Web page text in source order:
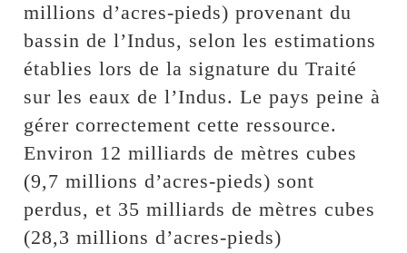
millions d’acres-pieds) provenant du
bassin de l’Indus, selon les estimations
établies lors de la signature du Traité
sur les eaux de l’Indus. Le pays peine à
gérer correctement cette ressource.
Environ 12 milliards de mètres cubes
(9,7 millions d’acres-pieds) sont
perdus, et 35 milliards de mètres cubes
(28,3 millions d’acres-pieds)